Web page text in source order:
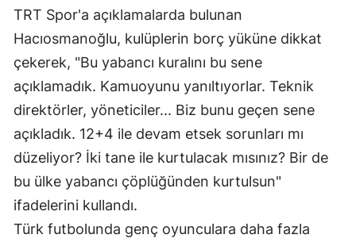
Isparta
İstanbul
İzmir
Kars
Kastamonu
TRT Spor'a açıklamalarda bulunan
Hacıosmanoğlu, kulüplerin borç yüküne dikkat
çekerek, "Bu yabancı kuralını bu sene
açıklamadık. Kamuoyunu yanıltıyorlar. Teknik
direktörler, yöneticiler... Biz bunu geçen sene
açıkladık. 12+4 ile devam etsek sorunları mı
düzeliyor? İki tane ile kurtulacak mısınız? Bir de
bu ülke yabancı çöplüğünden kurtulsun"
ifadelerini kullandı.
Türk futbolunda genç oyunculara daha fazla